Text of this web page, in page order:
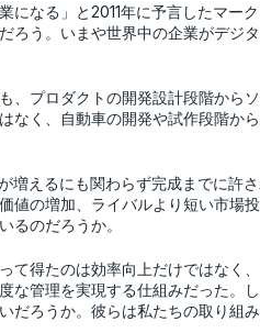
になる」と2011年に予言したマ
ろう。いまや世界中の企業がデジ
、プロダクトの開発設計段階か
なく、自動車の開発や試作段階か
増えるにも関わらず完成までに許
値の増加、ライバルより短い市場
るのだろうか。
て得たのは効率向上だけではなく
な管理を実現する仕組みだった。
だろうか。彼らは私たちの取り組